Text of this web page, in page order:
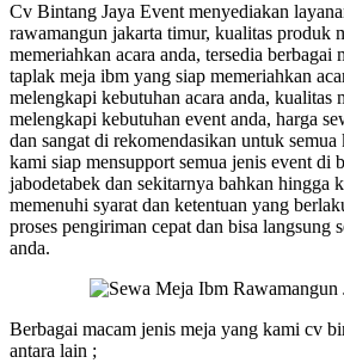
Cv Bintang Jaya Event menyediakan
rawamangun jakarta timur, kualitas produk
memeriahkan acara anda, tersedia berbagai
taplak meja ibm yang siap memeriahkan
melengkapi kebutuhan acara anda, kualitas
melengkapi kebutuhan event anda, harga
dan sangat di rekomendasikan untuk semua
kami siap mensupport semua jenis event di
jabodetabek dan sekitarnya bahkan hingga
memenuhi syarat dan ketentuan yang
proses pengiriman cepat dan bisa langsung
anda.
Berbagai macam jenis meja yang kami cv
antara lain ;